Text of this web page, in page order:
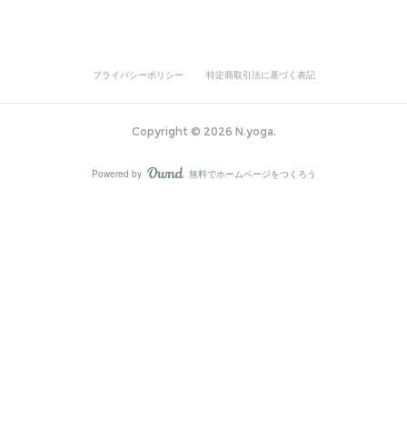
プライバシーポリシー 特定商取引法に基づく表記
Copyright © 2026 N.yoga.
Powered by AmebaOwnd
無料でホームページをつくろう